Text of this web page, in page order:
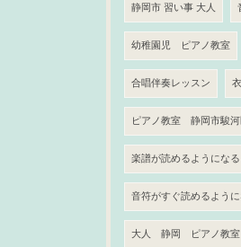
静岡市 習い事 大人
幼稚園児 ピアノ教室
合唱伴奏レッスン
ピアノ教室 静岡市駿河
楽譜が読めるようになる
音符がすぐ読めるように
大人 静岡 ピアノ教室